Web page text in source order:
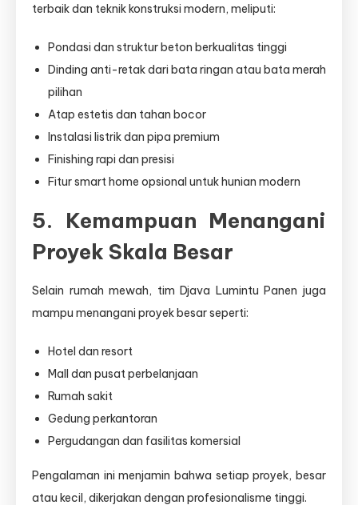
terbaik dan teknik konstruksi modern, meliputi:
Pondasi dan struktur beton berkualitas tinggi
Dinding anti-retak dari bata ringan atau bata merah
pilihan
Atap estetis dan tahan bocor
Instalasi listrik dan pipa premium
Finishing rapi dan presisi
Fitur smart home opsional untuk hunian modern
5. Kemampuan Menangani
Proyek Skala Besar
Selain rumah mewah, tim Djava Lumintu Panen juga
mampu menangani proyek besar seperti:
Hotel dan resort
Mall dan pusat perbelanjaan
Rumah sakit
Gedung perkantoran
Pergudangan dan fasilitas komersial
Pengalaman ini menjamin bahwa setiap proyek, besar
atau kecil, dikerjakan dengan profesionalisme tinggi.